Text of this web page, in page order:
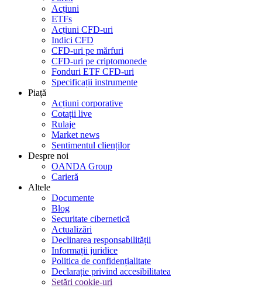
Acțiuni
ETFs
Acțiuni CFD-uri
Indici CFD
CFD-uri pe mărfuri
CFD-uri pe criptomonede
Fonduri ETF CFD-uri
Specificații instrumente
Piață
Acțiuni corporative
Cotații live
Rulaje
Market news
Sentimentul clienților
Despre noi
OANDA Group
Carieră
Altele
Documente
Blog
Securitate cibernetică
Actualizări
Declinarea responsabilității
Informații juridice
Politica de confidențialitate
Declarație privind accesibilitatea
Setări cookie-uri